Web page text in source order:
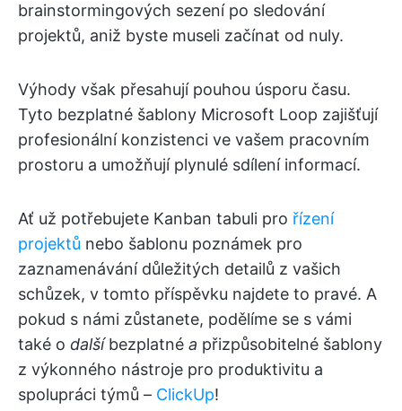
brainstormingových sezení po sledování
projektů, aniž byste museli začínat od nuly.
Výhody však přesahují pouhou úsporu času.
Tyto bezplatné šablony Microsoft Loop zajišťují
profesionální konzistenci ve vašem pracovním
prostoru a umožňují plynulé sdílení informací.
Ať už potřebujete Kanban tabuli pro řízení
projektů nebo šablonu poznámek pro
zaznamenávání důležitých detailů z vašich
schůzek, v tomto příspěvku najdete to pravé. A
pokud s námi zůstanete, podělíme se s vámi
také o dalšíbezplatné a přizpůsobitelné šablony
z výkonného nástroje pro produktivitu a
spolupráci týmů – ClickUp!